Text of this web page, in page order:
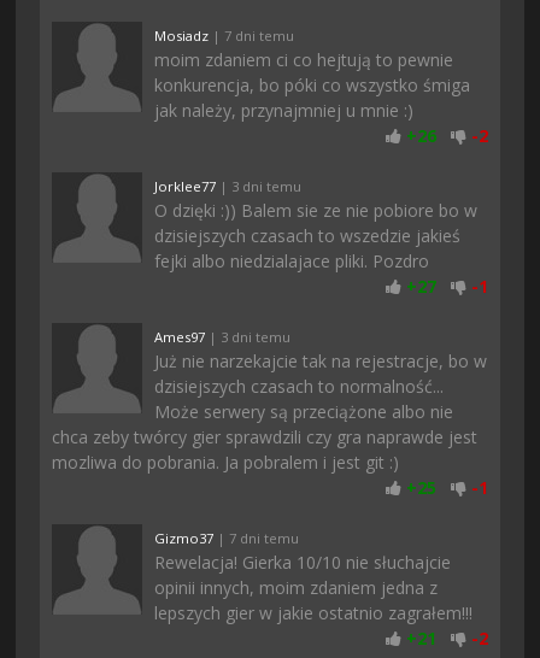
Mosiadz | 7 dni temu
moim zdaniem ci co hejtują to pewnie
konkurencja, bo póki co wszystko śmiga
jak należy, przynajmniej u mnie :)
+26 -2
Jorklee77 | 3 dni temu
O dzięki :)) Balem sie ze nie pobiore bo w
dzisiejszych czasach to wszedzie jakieś
fejki albo niedzialajace pliki. Pozdro
+27 -1
Ames97 | 3 dni temu
Już nie narzekajcie tak na rejestracje, bo w
dzisiejszych czasach to normalność...
Może serwery są przeciążone albo nie
chca zeby twórcy gier sprawdzili czy gra naprawde jest
mozliwa do pobrania. Ja pobralem i jest git :)
+25 -1
Gizmo37 | 7 dni temu
Rewelacja! Gierka 10/10 nie słuchajcie
opinii innych, moim zdaniem jedna z
lepszych gier w jakie ostatnio zagrałem!!!
+21 -2